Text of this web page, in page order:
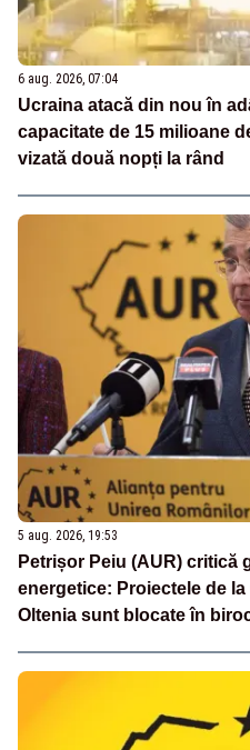
6 aug. 2026, 07:04
Ucraina atacă din nou în
capacitate de 15 milioane
vizată două nopți la rând
5 aug. 2026, 19:53
Petrișor Peiu (AUR) critică
energetice: Proiectele de
Oltenia sunt blocate în